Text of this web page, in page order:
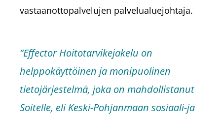
vastaanottopalvelujen palvelualuejohtaja.
”Effector Hoitotarvikejakelu on
helppokäyttöinen ja monipuolinen
tietojärjestelmä, joka on mahdollistanut
Soitelle, eli Keski-Pohjanmaan sosiaali-ja